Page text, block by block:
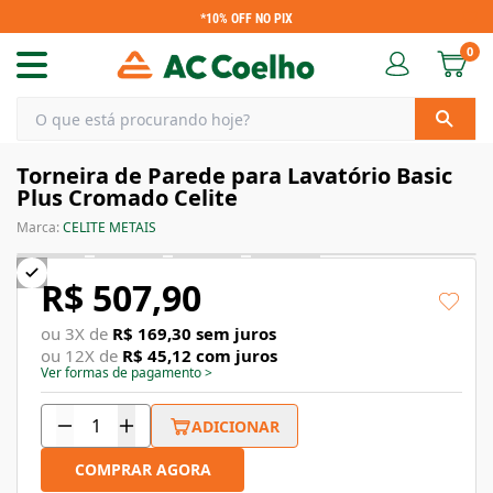
*10% OFF NO PIX
0
Torneira de Parede para Lavatório Basic
Plus Cromado Celite
Marca:CELITE METAIS
R$ 507,90
ou 3X de R$ 169,30 sem juros
ou 12X de R$ 45,12 com juros
Ver formas de pagamento>
ADICIONAR
COMPRAR AGORA